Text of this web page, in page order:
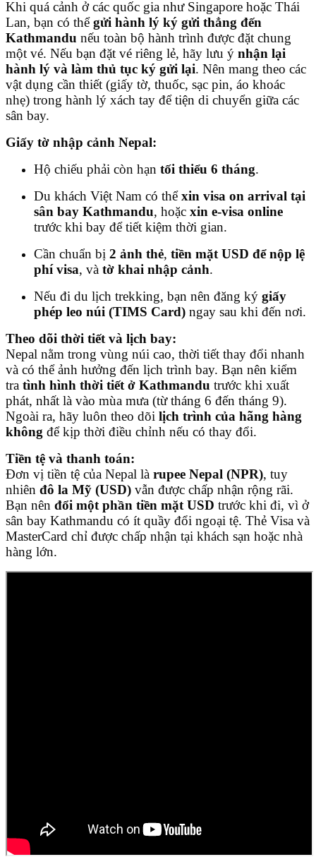
Khi quá cảnh ở các quốc gia như Singapore hoặc Thái
Lan, bạn có thểgửi hành lý ký gửi thẳng đến
Kathmandu nếu toàn bộ hành trình được đặt chung
một vé. Nếu bạn đặt vé riêng lẻ, hãy lưu ý nhận lại
hành lý và làm thủ tục ký gửi lại. Nên mang theo các
vật dụng cần thiết (giấy tờ, thuốc, sạc pin, áo khoác
nhẹ) trong hành lý xách tay để tiện di chuyển giữa các
sân bay.
Giấy tờ nhập cảnh Nepal:
Hộ chiếu phải còn hạn tối thiểu 6 tháng.
Du khách Việt Nam có thểxin visa on arrival tại
sân bay Kathmandu, hoặc xin e-visa online
trước khi bay để tiết kiệm thời gian.
Cần chuẩn bị 2 ảnh thẻ, tiền mặt USD để nộp lệ
phí visa, và tờ khai nhập cảnh.
Nếu đi du lịch trekking, bạn nên đăng ký giấy
phép leo núi (TIMS Card) ngay sau khi đến nơi.
Theo dõi thời tiết và lịch bay:
Nepal nằm trong vùng núi cao, thời tiết thay đổi nhanh
và có thể ảnh hưởng đến lịch trình bay. Bạn nên kiểm
tra tình hình thời tiết ở Kathmandu trước khi xuất
phát, nhất là vào mùa mưa (từ tháng 6 đến tháng 9).
Ngoài ra, hãy luôn theo dõi lịch trình của hãng hàng
không để kịp thời điều chỉnh nếu có thay đổi.
Tiền tệ và thanh toán:
Đơn vị tiền tệ của Nepal là rupee Nepal (NPR), tuy
nhiên đô la Mỹ (USD) vẫn được chấp nhận rộng rãi.
Bạn nên đổi một phần tiền mặt USD trước khi đi, vì ở
sân bay Kathmandu có ít quầy đổi ngoại tệ. Thẻ Visa và
MasterCard chỉ được chấp nhận tại khách sạn hoặc nhà
hàng lớn.